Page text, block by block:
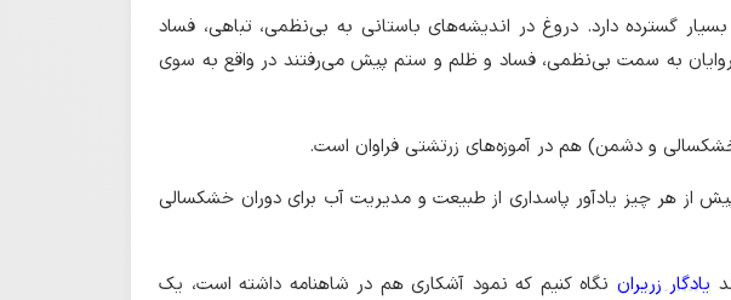
گسترده دارد. دروغ در اندیشه‌های باستانی به بی‌نظمی، تباهی، فساد
به سمت بی‌نظمی، فساد و ظلم و ستم پیش می‌رفتند در واقع به سوی
و دشمن) هم در آموزه‌های زرتشتی فراوان است.
از هر چیز یادآور پاسداری از طبیعت و مدیریت آب برای دوران خشکسالی
یادگار زریران نگاه کنیم که نمود آشکاری هم در شاهنامه داشته است، یک